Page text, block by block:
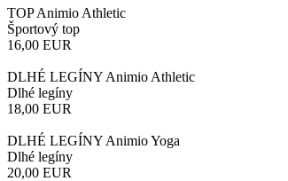
TOP Animio Athletic
Športový top
16,00 EUR
DLHÉ LEGÍNY Animio Athletic
Dlhé legíny
18,00 EUR
DLHÉ LEGÍNY Animio Yoga
Dlhé legíny
20,00 EUR